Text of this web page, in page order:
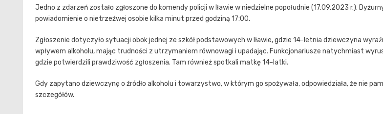
Jedno z zdarzeń zostało zgłoszone do komendy policji w Iławie w niedzielne popołudnie (17.09.2023 r.).
powiadomienie o nietrzeźwej osobie kilka minut przed godziną 17:00.
Zgłoszenie dotyczyło sytuacji obok jednej ze szkół podstawowych w Iławie, gdzie 14-letnia dziewczyna
wpływem alkoholu, mając trudności z utrzymaniem równowagi i upadając. Funkcjonariusze natychmiast
gdzie potwierdzili prawdziwość zgłoszenia. Tam również spotkali matkę 14-latki.
Gdy zapytano dziewczynę o źródło alkoholu i towarzystwo, w którym go spożywała, odpowiedziała, że nie
szczegółów.